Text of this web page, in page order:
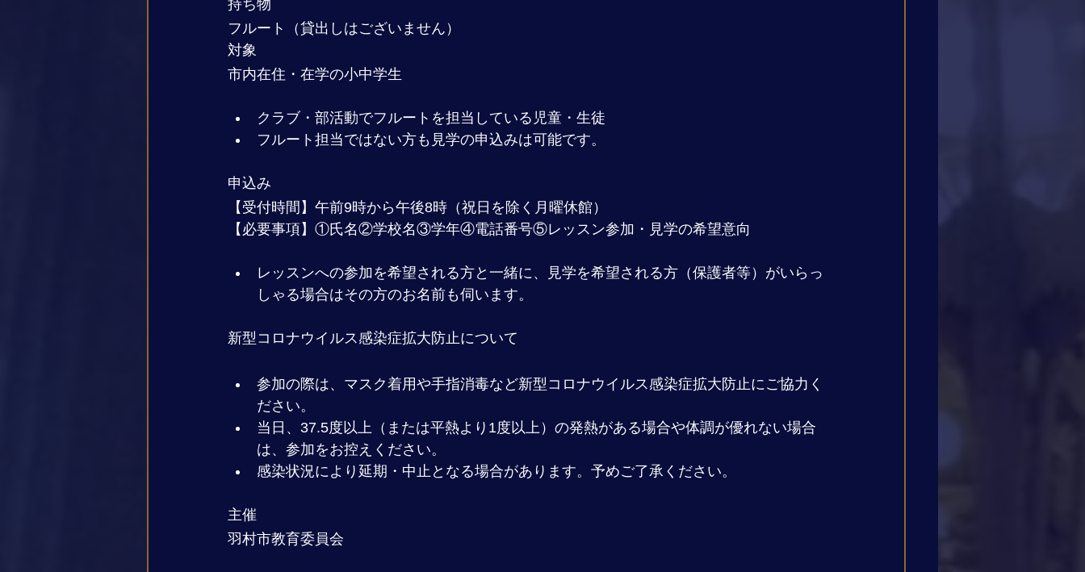
持ち物
フルート（貸出しはございません）
対象
市内在住・在学の小中学生
クラブ・部活動でフルートを担当している児童・生徒
フルート担当ではない方も見学の申込みは可能です。
申込み
【受付時間】午前9時から午後8時（祝日を除く月曜休館）
【必要事項】①氏名②学校名③学年④電話番号⑤レッスン参加・見学の希望意向
レッスンへの参加を希望される方と一緒に、見学を希望される方（保護者等）がいらっ
しゃる場合はその方のお名前も伺います。
新型コロナウイルス感染症拡大防止について
参加の際は、マスク着用や手指消毒など新型コロナウイルス感染症拡大防止にご協力く
ださい。
当日、37.5度以上（または平熱より1度以上）の発熱がある場合や体調が優れない場合
は、参加をお控えください。
感染状況により延期・中止となる場合があります。予めご了承ください。
主催
羽村市教育委員会